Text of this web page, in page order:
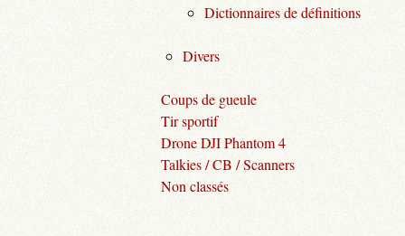
Dictionnaires de définitions
Divers
Coups de gueule
Tir sportif
Drone DJI Phantom 4
Talkies / CB / Scanners
Non classés